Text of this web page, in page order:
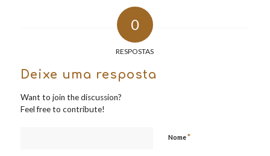
0
RESPOSTAS
Deixe uma resposta
Want to join the discussion?
Feel free to contribute!
Nome*